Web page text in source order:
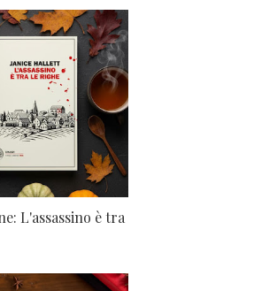
L'assassino è tra